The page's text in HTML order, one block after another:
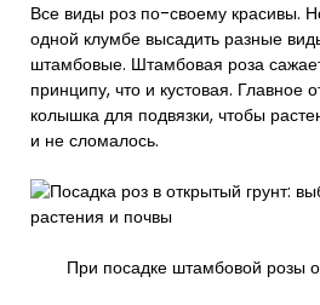
Все виды роз по-своему красивы.
одной клумбе высадить разные
штамбовые. Штамбовая роза
принципу, что и кустовая. Главное
колышка для подвязки, чтобы
и не сломалось.
При посадке штамбовой розы